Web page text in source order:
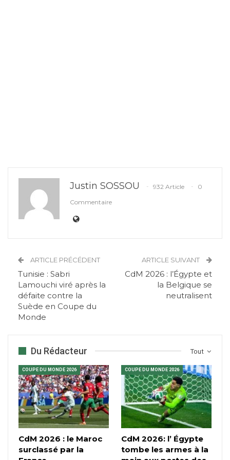
Justin SOSSOU 932 Article
0
Commentaire
ARTICLE PRÉCÉDENT
Tunisie : Sabri
Lamouchi viré après la
défaite contre la
Suède en Coupe du
Monde
ARTICLE SUIVANT
CdM 2026 : l’Égypte et
la Belgique se
neutralisent
Tout
Du Rédacteur
COUPE DU MONDE 2026
CdM 2026 : le Maroc
surclassé par la
COUPE DU MONDE 2026
CdM 2026: l’ Égypte
tombe les armes à la